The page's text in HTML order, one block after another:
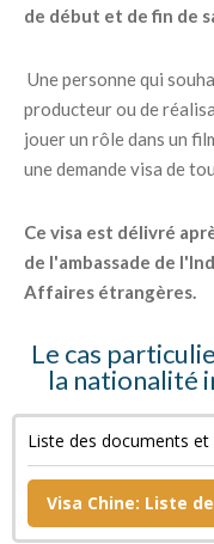
de début et de fin de
Une personne qui
producteur ou de
jouer un rôle dans un
une demande visa de
Ce visa est délivré
de l'ambassade de
Affaires étrangères.
Le cas
la nationalité
Ces personnes doivent
Certificate » et de leur
déclaration sur l'honneur.
Liste des documents
Visa Chine: Liste